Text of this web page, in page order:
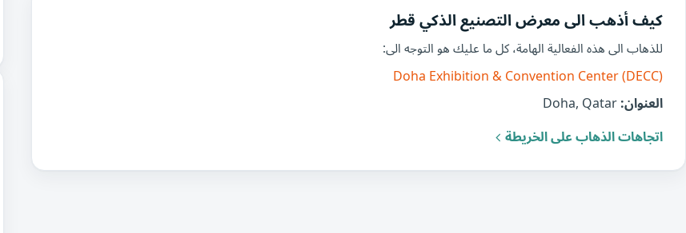
كيف أذهب الى معرض التصنيع الذكي قطر
للذهاب الى هذه الفعالية الهامة، كل ما عليك هو التوجه الى:
Doha Exhibition & Convention Center (DECC)
العنوان:
اتجاهات الذهاب على الخريطة